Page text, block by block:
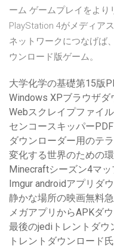
ーム ゲームプレイをより
PlayStation 4がメディア
ネットワークにつなげば
ウンロード版ゲーム。
大学化学の基礎第15版
Windows XPブラウザダ
Webスクレイプファイ
センコースキッパー
ダウンローダー用のテ
変化する世界のための
Minecraftシーズン4マ
Imgur androidアプリダ
静かな場所の映画無料
メガアプリからAPKダ
最後のjediトレントダウ
トレントダウンロード